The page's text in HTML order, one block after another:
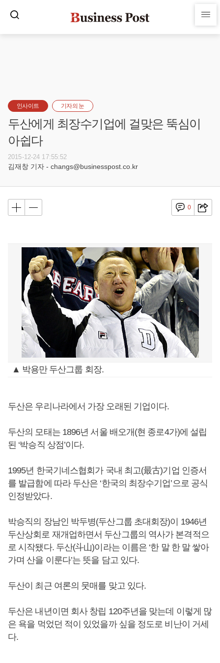
인사이트 기자의 눈
두산에게 최장수기업에 걸맞은 뚝심이
아쉽다
2015-12-24 17:55:52
김재창 기자 - changs@businesspost.co.kr
0
▲ 박용만 두산그룹 회장.
두산은 우리나라에서 가장 오래된 기업이다.
두산의 모태는 1896년 서울 배오개(현 종로4가)에 설립
된 ‘박승직 상점’이다.
1995년 한국기네스협회가 국내 최고(最古)기업 인증서
를 발급함에 따라 두산은 ‘한국의 최장수기업’으로 공식
인정받았다.
박승직의 장남인 박두병(두산그룹 초대회장)이 1946년
두산상회로 재개업하면서 두산그룹의 역사가 본격적으
로 시작됐다. 두산(斗山)이라는 이름은 ‘한 말 한 말 쌓아
가며 산을 이룬다’는 뜻을 담고 있다.
두산이 최근 여론의 뭇매를 맞고 있다.
두산은 내년이면 회사 창립 120주년을 맞는데 이렇게 많
은 욕을 먹었던 적이 있었을까 싶을 정도로 비난이 거세
다.